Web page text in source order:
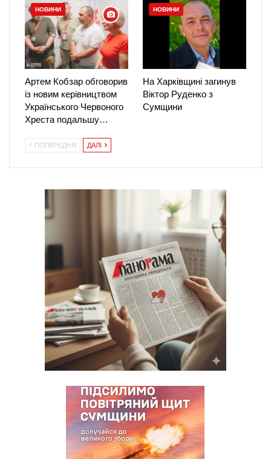
НОВИНИ
Артем Кобзар обговорив
із новим керівництвом
Українського Червоного
Хреста подальшу…
НОВИНИ
На Харківщині загинув
Віктор Руденко з
Сумщини
ПОПЕРЕДНЯ ДАЛІ